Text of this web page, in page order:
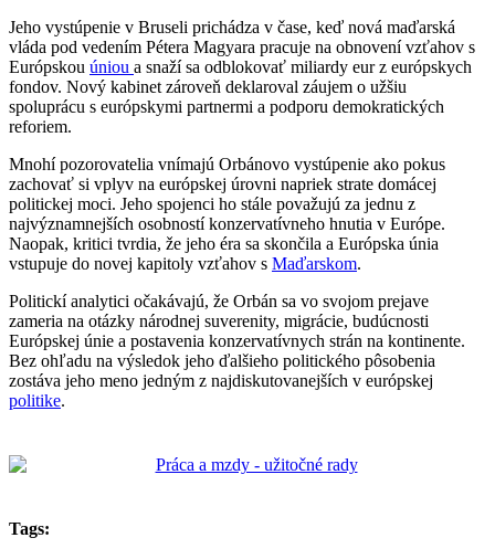
Jeho vystúpenie v Bruseli prichádza v čase, keď nová maďarská
vláda pod vedením Pétera Magyara pracuje na obnovení vzťahov s
Európskou úniou a snaží sa odblokovať miliardy eur z európskych
fondov. Nový kabinet zároveň deklaroval záujem o užšiu
spoluprácu s európskymi partnermi a podporu demokratických
reforiem.
Mnohí pozorovatelia vnímajú Orbánovo vystúpenie ako pokus
zachovať si vplyv na európskej úrovni napriek strate domácej
politickej moci. Jeho spojenci ho stále považujú za jednu z
najvýznamnejších osobností konzervatívneho hnutia v Európe.
Naopak, kritici tvrdia, že jeho éra sa skončila a Európska únia
vstupuje do novej kapitoly vzťahov s Maďarskom.
Politickí analytici očakávajú, že Orbán sa vo svojom prejave
zameria na otázky národnej suverenity, migrácie, budúcnosti
Európskej únie a postavenia konzervatívnych strán na kontinente.
Bez ohľadu na výsledok jeho ďalšieho politického pôsobenia
zostáva jeho meno jedným z najdiskutovanejších v európskej
politike.
Tags: